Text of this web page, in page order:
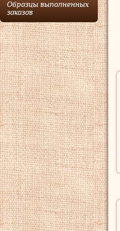
Образцы выполненных
заказов